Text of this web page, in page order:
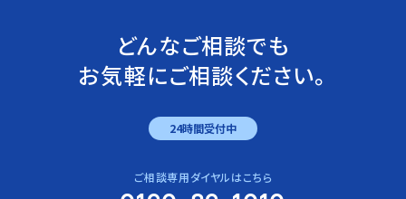
どんなご相談でも
お気軽にご相談ください。
24時間受付中
ご相談専用ダイヤルはこちら